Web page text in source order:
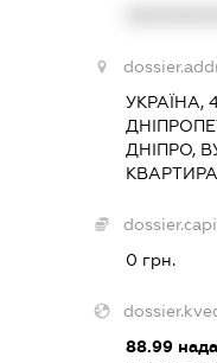
УКРАЇНА,
ДНІПРО,
0 грн.
88.99